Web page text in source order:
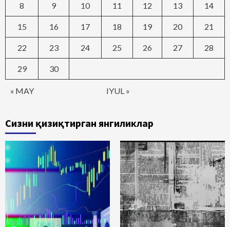
« MAY IYUL »
8 9 10 11 12 13 14
15 16 17 18 19 20 21
22 23 24 25 26 27 28
29 30
Сизни қизиқтирган янгиликлар